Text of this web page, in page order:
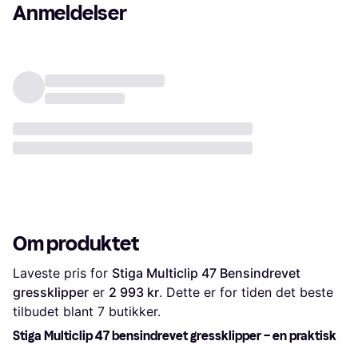
Anmeldelser
Om produktet
Laveste pris for Stiga Multiclip 47 Bensindrevet
gressklipper er 2 993 kr. Dette er for tiden det beste
tilbudet blant 7 butikker.
Stiga Multiclip 47 bensindrevet gressklipper – en praktisk